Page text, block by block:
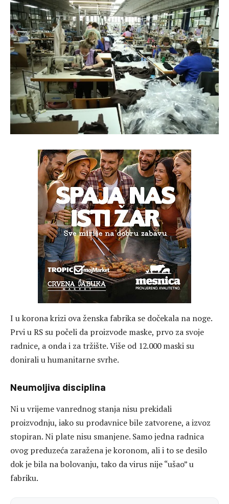
I u korona krizi ova ženska fabrika se dočekala na noge.
Prvi u RS su počeli da proizvode maske, prvo za svoje
radnice, a onda i za tržište. Više od 12.000 maski su
donirali u humanitarne svrhe.
Neumoljiva disciplina
Ni u vrijeme vanrednog stanja nisu prekidali
proizvodnju, iako su prodavnice bile zatvorene, a izvoz
stopiran. Ni plate nisu smanjene. Samo jedna radnica
ovog preduzeća zaražena je koronom, ali i to se desilo
dok je bila na bolovanju, tako da virus nije “ušao” u
fabriku.